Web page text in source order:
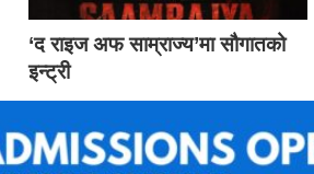
‘द राइज अफ साम्राज्य’मा सौगातको
इन्ट्री